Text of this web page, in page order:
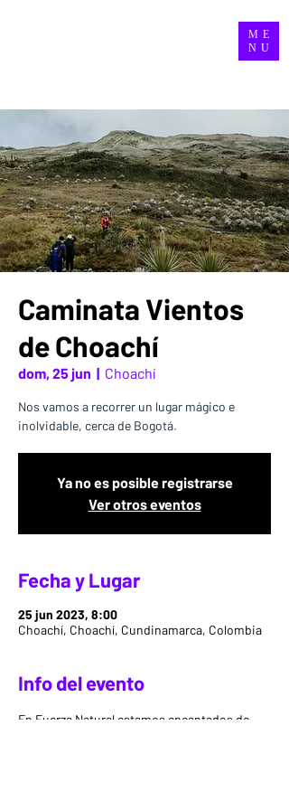
ME
NU
Caminata Vientos
de Choachí
dom, 25 jun
  |
Choachí
Nos vamos a recorrer un lugar mágico e
inolvidable, cerca de Bogotá.
Ya no es posible registrarse
Ver otros eventos
Fecha y Lugar
25 jun 2023, 8:00
Choachí, Choachí, Cundinamarca, Colombia
Info del evento
En Fuerza Natural estamos encantados de